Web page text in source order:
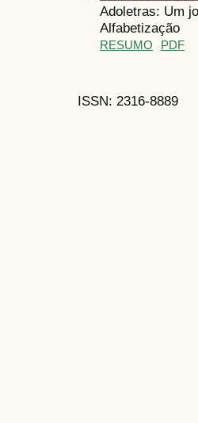
Adoletras: Um
Alfabetização
RESUMO PDF
ISSN: 2316-8889